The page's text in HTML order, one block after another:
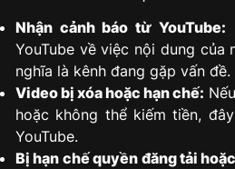
Nhận cảnh báo từ YouTube:
YouTube về việc nội dung
nghĩa là kênh đang gặp vấn đề.
Video bị xóa hoặc hạn chế:
hoặc không thể kiếm tiền,
YouTube.
Bị hạn chế quyền đăng tải